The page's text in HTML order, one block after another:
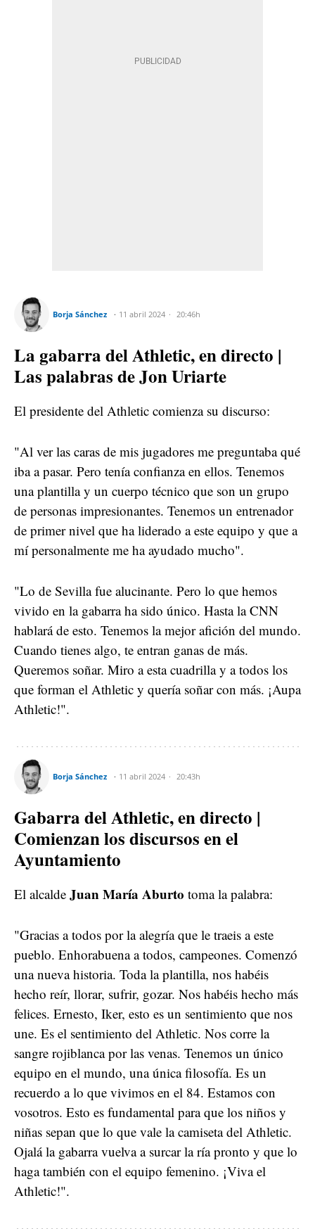
Borja Sánchez 11 abril 2024 20:46h
La gabarra del Athletic, en directo |
Las palabras de Jon Uriarte
El presidente del Athletic comienza su discurso:
"Al ver las caras de mis jugadores me preguntaba qué
iba a pasar. Pero tenía confianza en ellos. Tenemos
una plantilla y un cuerpo técnico que son un grupo
de personas impresionantes. Tenemos un entrenador
de primer nivel que ha liderado a este equipo y que a
mí personalmente me ha ayudado mucho".
"Lo de Sevilla fue alucinante. Pero lo que hemos
vivido en la gabarra ha sido único. Hasta la CNN
hablará de esto. Tenemos la mejor afición del mundo.
Cuando tienes algo, te entran ganas de más.
Queremos soñar. Miro a esta cuadrilla y a todos los
que forman el Athletic y quería soñar con más. ¡Aupa
Athletic!".
Borja Sánchez 11 abril 2024 20:43h
Gabarra del Athletic, en directo |
Comienzan los discursos en el
Ayuntamiento
El alcalde Juan María Aburto toma la palabra:
"Gracias a todos por la alegría que le traeis a este
pueblo. Enhorabuena a todos, campeones. Comenzó
una nueva historia. Toda la plantilla, nos habéis
hecho reír, llorar, sufrir, gozar. Nos habéis hecho más
felices. Ernesto, Iker, esto es un sentimiento que nos
une. Es el sentimiento del Athletic. Nos corre la
sangre rojiblanca por las venas. Tenemos un único
equipo en el mundo, una única filosofía. Es un
recuerdo a lo que vivimos en el 84. Estamos con
vosotros. Esto es fundamental para que los niños y
niñas sepan que lo que vale la camiseta del Athletic.
Ojalá la gabarra vuelva a surcar la ría pronto y que lo
haga también con el equipo femenino. ¡Viva el
Athletic!".